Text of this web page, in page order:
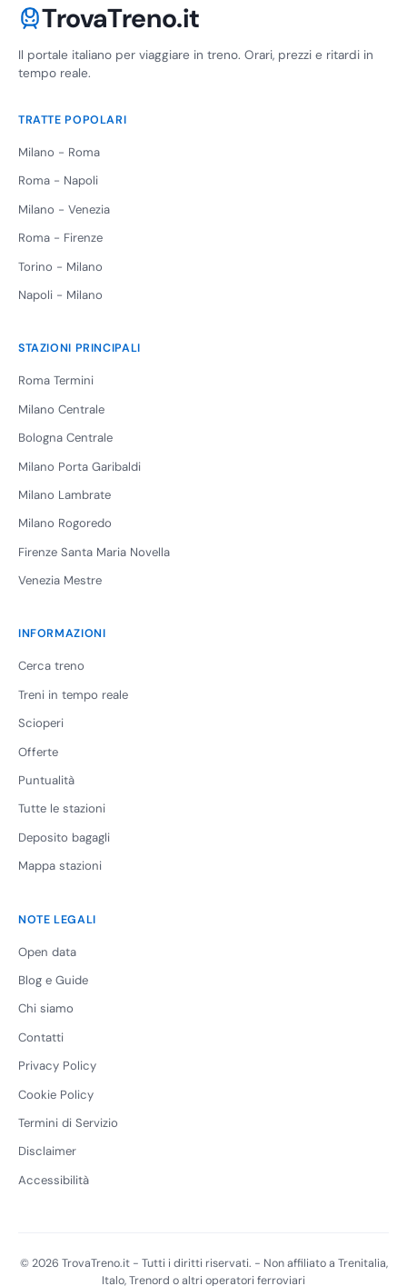
TrovaTreno.it
Il portale italiano per viaggiare in treno. Orari, prezzi e ritardi in
tempo reale.
TRATTE POPOLARI
Milano - Roma
Roma - Napoli
Milano - Venezia
Roma - Firenze
Torino - Milano
Napoli - Milano
STAZIONI PRINCIPALI
Roma Termini
Milano Centrale
Bologna Centrale
Milano Porta Garibaldi
Milano Lambrate
Milano Rogoredo
Firenze Santa Maria Novella
Venezia Mestre
INFORMAZIONI
Cerca treno
Treni in tempo reale
Scioperi
Offerte
Puntualità
Tutte le stazioni
Deposito bagagli
Mappa stazioni
NOTE LEGALI
Open data
Blog e Guide
Chi siamo
Contatti
Privacy Policy
Cookie Policy
Termini di Servizio
Disclaimer
Accessibilità
© 2026 TrovaTreno.it - Tutti i diritti riservati. - Non affiliato a Trenitalia,
Italo, Trenord o altri operatori ferroviari